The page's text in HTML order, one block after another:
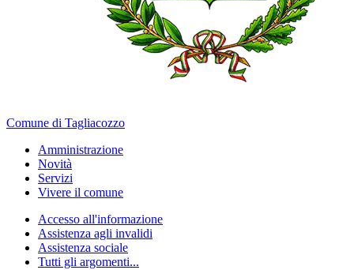
Comune di Tagliacozzo
Amministrazione
Novità
Servizi
Vivere il comune
Accesso all'informazione
Assistenza agli invalidi
Assistenza sociale
Tutti gli argomenti...